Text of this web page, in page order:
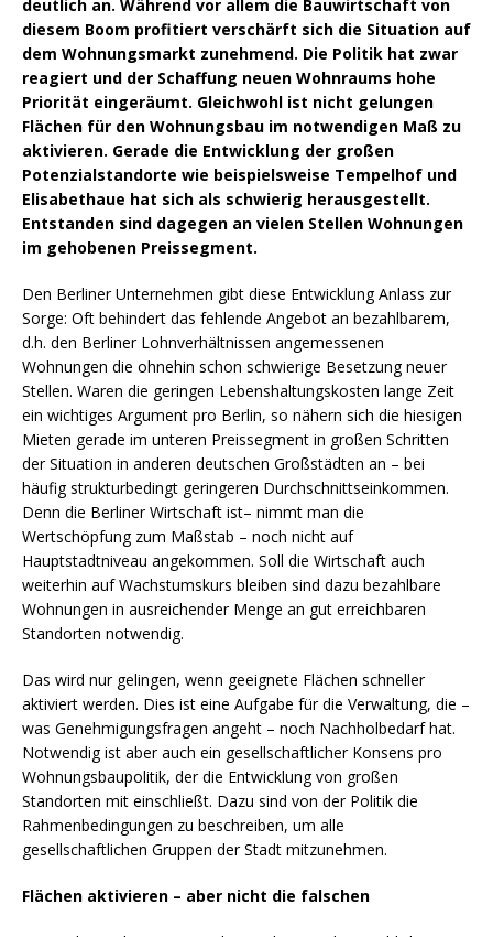
deutlich an. Während vor allem die Bauwirtschaft von
diesem Boom profitiert verschärft sich die Situation auf
dem Wohnungsmarkt zunehmend. Die Politik hat zwar
reagiert und der Schaffung neuen Wohnraums hohe
Priorität eingeräumt. Gleichwohl ist nicht gelungen
Flächen für den Wohnungsbau im notwendigen Maß zu
aktivieren. Gerade die Entwicklung der großen
Potenzialstandorte wie beispielsweise Tempelhof und
Elisabethaue hat sich als schwierig herausgestellt.
Entstanden sind dagegen an vielen Stellen Wohnungen
im gehobenen Preissegment.
Den Berliner Unternehmen gibt diese Entwicklung Anlass zur
Sorge: Oft behindert das fehlende Angebot an bezahlbarem,
d.h. den Berliner Lohnverhältnissen angemessenen
Wohnungen die ohnehin schon schwierige Besetzung neuer
Stellen. Waren die geringen Lebenshaltungskosten lange Zeit
ein wichtiges Argument pro Berlin, so nähern sich die hiesigen
Mieten gerade im unteren Preissegment in großen Schritten
der Situation in anderen deutschen Großstädten an – bei
häufig strukturbedingt geringeren Durchschnittseinkommen.
Denn die Berliner Wirtschaft ist– nimmt man die
Wertschöpfung zum Maßstab – noch nicht auf
Hauptstadtniveau angekommen. Soll die Wirtschaft auch
weiterhin auf Wachstumskurs bleiben sind dazu bezahlbare
Wohnungen in ausreichender Menge an gut erreichbaren
Standorten notwendig.
Das wird nur gelingen, wenn geeignete Flächen schneller
aktiviert werden. Dies ist eine Aufgabe für die Verwaltung, die –
was Genehmigungsfragen angeht – noch Nachholbedarf hat.
Notwendig ist aber auch ein gesellschaftlicher Konsens pro
Wohnungsbaupolitik, der die Entwicklung von großen
Standorten mit einschließt. Dazu sind von der Politik die
Rahmenbedingungen zu beschreiben, um alle
gesellschaftlichen Gruppen der Stadt mitzunehmen.
Flächen aktivieren – aber nicht die falschen